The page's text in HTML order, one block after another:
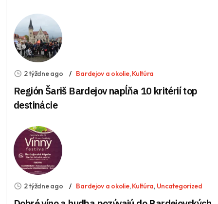
2 týždne ago Bardejov a okolie,Kultúra
Región Šariš Bardejov napĺňa 10 kritérií top
destinácie
2 týždne ago Bardejov a okolie,Kultúra, Uncategorized